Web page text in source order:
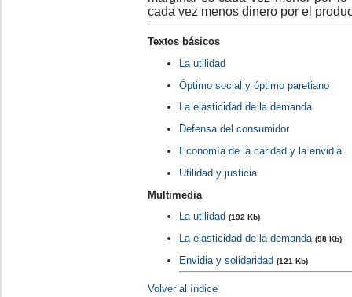
cada vez menos dinero por el
Textos básicos
La utilidad
Óptimo social y óptimo paretiano
La elasticidad de la demanda
Defensa del consumidor
Economía de la caridad y la envidia
Utilidad y justicia
Multimedia
La utilidad (192 Kb)
La elasticidad de la demanda (98 Kb)
Envidia y solidaridad (121 Kb)
Volver al índice